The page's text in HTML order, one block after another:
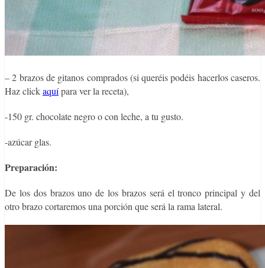
– 2 brazos de gitanos comprados (si queréis podéis hacerlos caseros.
Haz clickaquípara ver la receta),
-150 gr. chocolate negro o con leche, a tu gusto.
-azúcar glas.
Preparación:
De los dos brazos uno de los brazos será el tronco principal y del
otro brazo cortaremos una porción que será la rama lateral.